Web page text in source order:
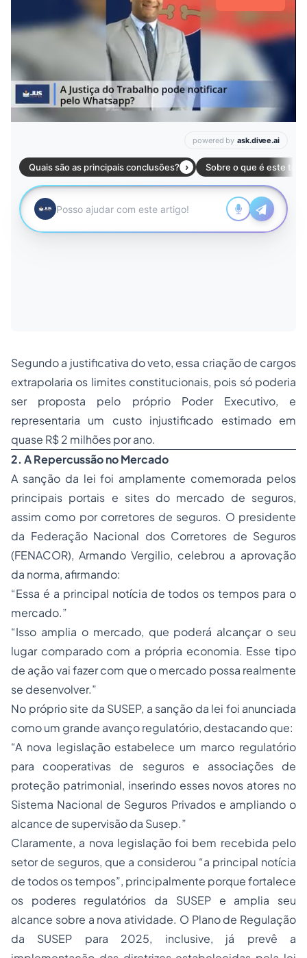
Segundo a justificativa do veto, essa criação de cargos
extrapolaria os limites constitucionais, pois só poderia
ser proposta pelo próprio Poder Executivo, e
representaria um custo injustificado estimado em
quase R$ 2 milhões por ano.
2. A Repercussão no Mercado
A sanção da lei foi amplamente comemorada pelos
principais portais e sites do mercado de seguros,
assim como por corretores de seguros. O presidente
da Federação Nacional dos Corretores de Seguros
(FENACOR), Armando Vergilio, celebrou a aprovação
da norma, afirmando:
“Essa é a principal notícia de todos os tempos para o
mercado.”
“Isso amplia o mercado, que poderá alcançar o seu
lugar comparado com a própria economia. Esse tipo
de ação vai fazer com que o mercado possa realmente
se desenvolver.”
No próprio site da SUSEP, a sanção da lei foi anunciada
como um grande avanço regulatório, destacando que:
“A nova legislação estabelece um marco regulatório
para cooperativas de seguros e associações de
proteção patrimonial, inserindo esses novos atores no
Sistema Nacional de Seguros Privados e ampliando o
alcance de supervisão da Susep.”
Claramente, a nova legislação foi bem recebida pelo
setor de seguros, que a considerou “a principal notícia
de todos os tempos”, principalmente porque fortalece
os poderes regulatórios da SUSEP e amplia seu
alcance sobre a nova atividade. O Plano de Regulação
da SUSEP para 2025, inclusive, já prevê a